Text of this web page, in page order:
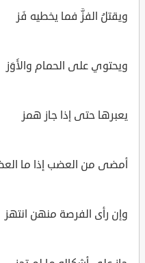
ويقتلُ الفزَّ فما يخطيه فَز
ويحتوي على الحمام والأَوَز
يعبرها حتى إذا جاز همز
أمضى من العضب إذا ما
وإن رأى الفرصة منهن انتهز